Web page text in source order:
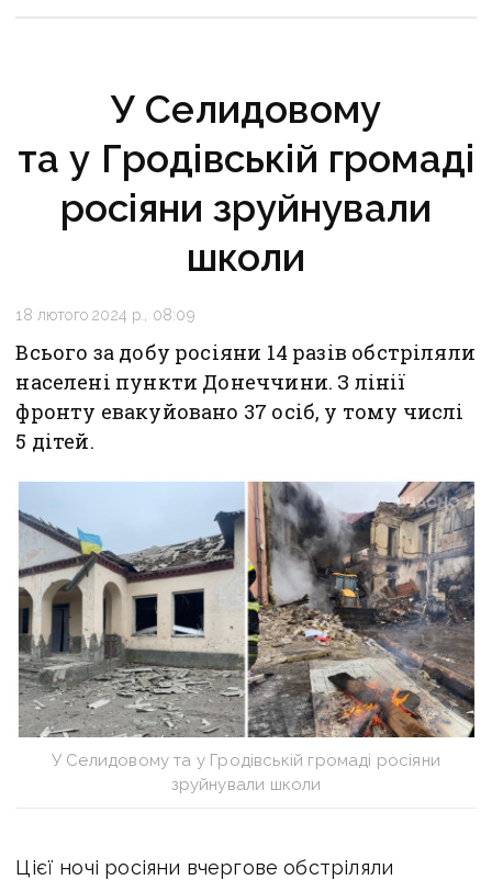
У Селидовому
та у Гродівській громаді
росіяни зруйнували
школи
18 лютого 2024 р., 08:09
Всього за добу росіяни 14 разів обстріляли
населені пункти Донеччини. З лінії
фронту евакуйовано 37 осіб, у тому числі
5 дітей.
У Селидовому та у Гродівській громаді росіяни
зруйнували школи
Цієї ночі росіяни вчергове обстріляли